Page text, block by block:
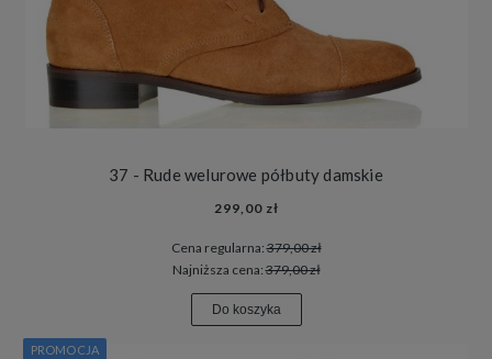
37 - Rude welurowe półbuty damskie
299,00 zł
Cena regularna:379,00 zł
Najniższa cena:379,00 zł
Do koszyka
PROMOCJA